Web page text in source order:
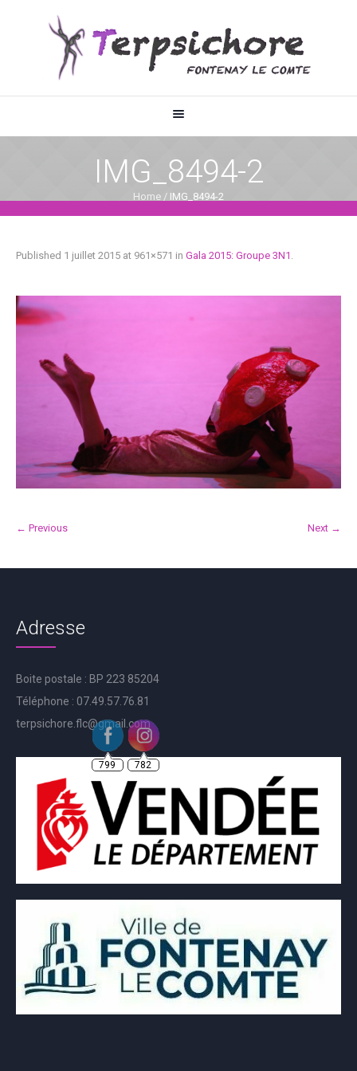
IMG_8494-2
Home / IMG_8494-2
Published 1 juillet 2015 at 961×571 in Gala 2015: Groupe 3N1 .
← Previous Next →
Adresse
Boite postale : BP 223 85204
Téléphone : 07.49.57.76.81
terpsichore.flc@gmail.com
799 782